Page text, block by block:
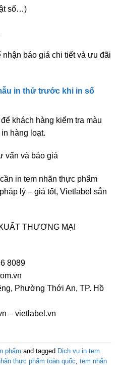
số…)
báo giá chi tiết và ưu đãi
in thử trước khi in số
khách hàng kiểm tra màu
hàng loạt.
vấn và báo giá
in tem nhãn thực phẩm
lý – giá tốt, Vietlabel sẵn
THƯƠNG MẠI
8089
Phường Thới An, TP. Hồ
– vietlabel.vn
phẩm and tagged Dịch vụ in tem
thực phẩm toàn quốc
tem nhãn